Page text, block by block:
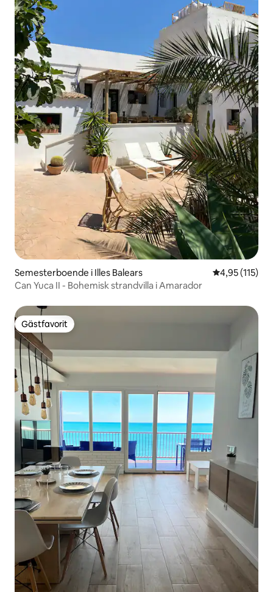
Semesterboende i Illes Balears 4,95 av 5 i
4,95 (115)
Can Yuca II - Bohemisk strandvilla i Amarador
Gästfavorit
Gästfavorit